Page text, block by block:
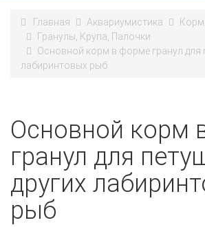
Главная Аквариумистика
Гранулы, Крупа, Палочки
Основной корм в форме гранул для
лабиринтовых рыб
Основной корм
гранул для
других
рыб